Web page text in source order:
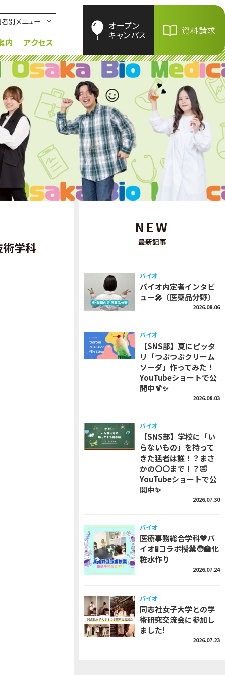
別メニュー
内 アクセス
オープン
キャンパス 資料請求
NEW
最新記事
バイオ
バイオ内定者インタビ
ュー🎤〔医薬品分野〕
2026.08.06
バイオ
【SNS部】夏にピッタ
リ「つぶつぶクリーム
ソーダ」作ってみた！
YouTubeショートで公
開中🍹✨
2026.08.03
バイオ
【SNS部】学校に「い
らないもの」を持って
きた猛者は誰！？まさ
かの〇〇まで！？🤣
YouTubeショートで公
開中✨
2026.07.30
バイオ
医療事務総合学科💖バ
イオ🧪コラボ授業🧑‍🏫化
粧水作り
2026.07.24
バイオ
同志社女子大学との学
術研究交流会に参加し
ました!
2026.07.23
学科